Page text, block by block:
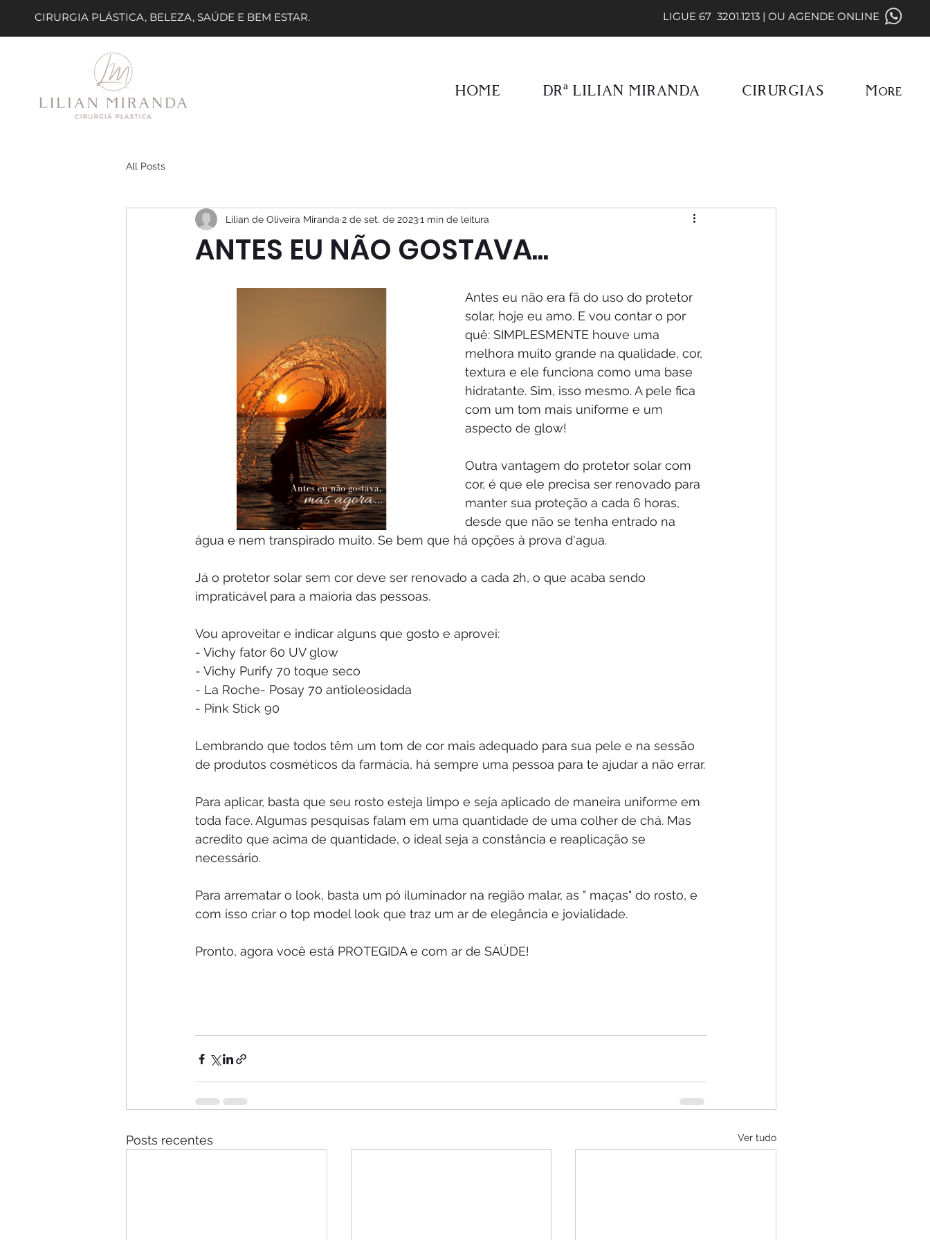
CIRURGIA PLÁSTICA, BELEZA, SAÚDE E BEM ESTAR. LIGUE 67 3201.1213 | OU AGENDE ONLINE
HOME DRª LILIAN MIRANDA CIRURGIAS More
All Posts
ANTES EU NÃO GOSTAVA...
Lilian de Oliveira Miranda 2 de set. de 20231 min de leitura
Antes eu não era fã do uso do protetor
solar, hoje eu amo. E vou contar o por
quê: SIMPLESMENTE houve uma
melhora muito grande na qualidade, cor,
textura e ele funciona como uma base
hidratante. Sim, isso mesmo. A pele fica
com um tom mais uniforme e um
aspecto de glow!
Outra vantagem do protetor solar com
cor, é que ele precisa ser renovado para
manter sua proteção a cada 6 horas,
desde que não se tenha entrado na
água e nem transpirado muito. Se bem que há opções à prova d'agua.
Já o protetor solar sem cor deve ser renovado a cada 2h, o que acaba sendo
impraticável para a maioria das pessoas.
Vou aproveitar e indicar alguns que gosto e aprovei:
- Vichy fator 60 UV glow
- Vichy Purify 70 toque seco
- La Roche- Posay 70 antioleosidada
- Pink Stick 90
Lembrando que todos têm um tom de cor mais adequado para sua pele e na sessão
de produtos cosméticos da farmácia, há sempre uma pessoa para te ajudar a não errar.
Para aplicar, basta que seu rosto esteja limpo e seja aplicado de maneira uniforme em
toda face. Algumas pesquisas falam em uma quantidade de uma colher de chá. Mas
acredito que acima de quantidade, o ideal seja a constância e reaplicação se
necessário.
Para arrematar o look, basta um pó iluminador na região malar, as " maças" do rosto, e
com isso criar o top model look que traz um ar de elegância e jovialidade.
Pronto, agora você está PROTEGIDA e com ar de SAÚDE!
Posts recentes Ver tudo